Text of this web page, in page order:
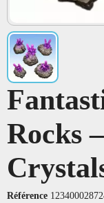
Rocks
Référence